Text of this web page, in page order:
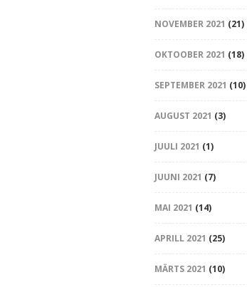
NOVEMBER 2021 (21)
OKTOOBER 2021 (18)
SEPTEMBER 2021 (10)
AUGUST 2021 (3)
JUULI 2021 (1)
JUUNI 2021 (7)
MAI 2021 (14)
APRILL 2021 (25)
MÄRTS 2021 (10)